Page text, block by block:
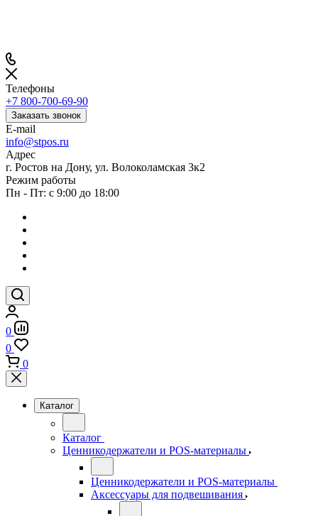
Телефоны
+7 800-700-69-90
Заказать звонок
E-mail
info@stpos.ru
Адрес
г. Ростов на Дону, ул. Волоколамская 3к2
Режим работы
Пн - Пт: с 9:00 до 18:00
0
0
0
Каталог
Каталог
Ценникодержатели и POS-материалы
Ценникодержатели и POS-материалы
Аксессуары для подвешивания